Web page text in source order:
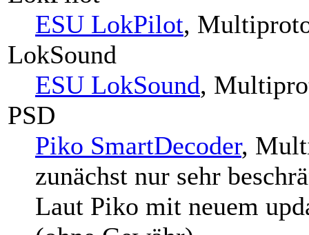
ESU LokPilot,
LokSound
ESU LokSound,
PSD
Piko SmartDecoder,
zunächst nur sehr
Laut Piko mit neuem